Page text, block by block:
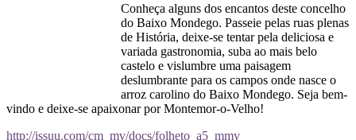
Conheça alguns dos encantos deste concelho
do Baixo Mondego. Passeie pelas ruas plenas
de História, deixe-se tentar pela deliciosa e
variada gastronomia, suba ao mais belo
castelo e vislumbre uma paisagem
deslumbrante para os campos onde nasce o
arroz carolino do Baixo Mondego. Seja bem-
vindo e deixe-se apaixonar por Montemor-o-Velho!
http://issuu.com/cm_mv/docs/folheto_a5_mmv